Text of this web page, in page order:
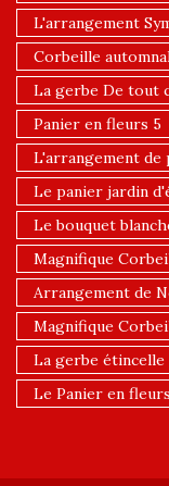
L'arrangement
Corbeille
La gerbe De tout
Panier en fleurs 5
L'arrangement de
Le panier jardin
Le bouquet
Magnifique
Arrangement de
Magnifique
La gerbe étincelle
Le Panier en